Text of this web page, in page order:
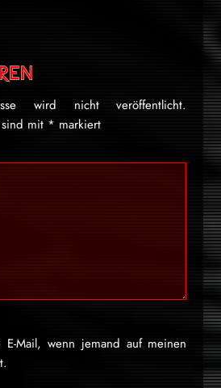
wird nicht veröffentlicht.
mit * markiert
Mail, wenn jemand auf meinen